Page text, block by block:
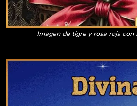
Imagen de tigre y rosa roja con